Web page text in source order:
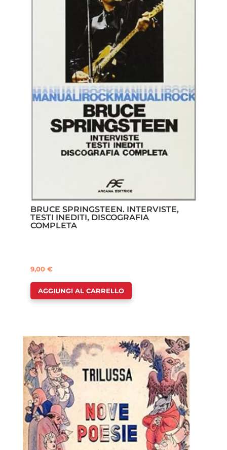
BRUCE SPRINGSTEEN. INTERVISTE,
TESTI INEDITI, DISCOGRAFIA
COMPLETA
9,00 €
AGGIUNGI AL CARRELLO